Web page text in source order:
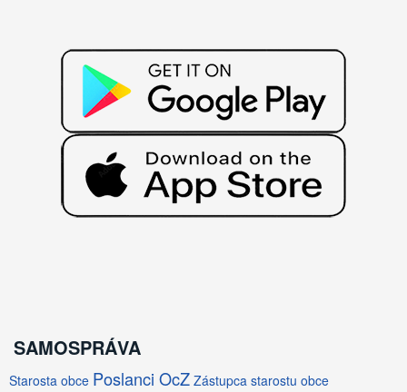
SAMOSPRÁVA
Starosta obce Poslanci OcZ Zástupca starostu obce